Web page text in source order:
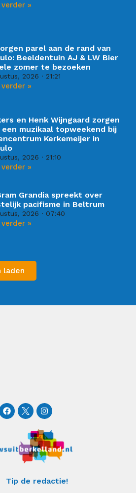
verder »
parel aan de rand van
Beeldentuin AJ & LW Bier
zomer te bezoeken
2026 21:21
verder »
en Henk Wijngaard zorgen
muzikaal topweekend bij
Kerkemeijer in
2026 21:10
verder »
Grandia spreekt over
pacifisme in Beltrum
2026 07:40
verder »
laden
F
a
o
o
I
n
t
a
g
r
a
Tip de redactie!